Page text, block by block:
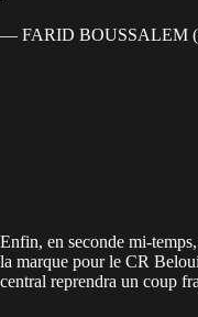
— FARID BOUSSALEM
Enfin, en seconde mi-
la marque pour le CR
central reprendra un coup